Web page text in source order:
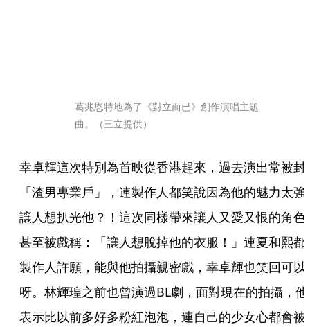
葛兆恩特地為了《對立而已》創作演唱主題
曲。（三立提供）
幸卓輝這次特別為首映從香港趕來，過去演出常被封
「渣男專業戶」，連製作人都笑說因為他的魅力太強
讓人想扒光他？！這次同樣帶來讓人又愛又恨的角色
甚至被戲稱：「讓人想脫掉他的衣服！」連夏和熙都
製作人許願，能與他拍攝親密戲，幸卓輝也笑回可以
呀。林輝瑝之前也曾演過BL劇，面對現在的拍攝，他
表示比以前多好多粉紅泡泡，連自己的少女心都會被